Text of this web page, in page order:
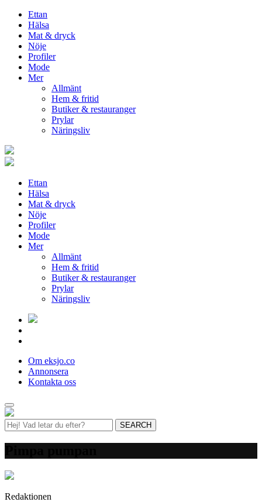
Ettan
Hälsa
Mat & dryck
Nöje
Profiler
Mode
Mer
Allmänt
Hem & fritid
Butiker & restauranger
Prylar
Näringsliv
Ettan
Hälsa
Mat & dryck
Nöje
Profiler
Mode
Mer
Allmänt
Hem & fritid
Butiker & restauranger
Prylar
Näringsliv
Om eksjo.co
Annonsera
Kontakta oss
Redaktionen